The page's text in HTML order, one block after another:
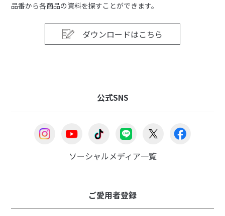
品番から各商品の資料を探すことができます。
ダウンロードはこちら
公式SNS
ソーシャルメディア一覧
ご愛用者登録